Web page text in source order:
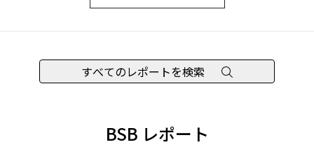
すべてのレポートを検索
BSB レポート